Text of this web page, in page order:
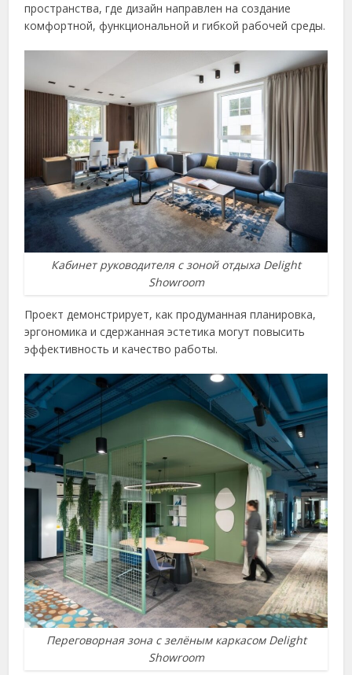
пространства, где дизайн направлен на создание
комфортной, функциональной и гибкой рабочей среды.
Кабинет руководителя с зоной отдыха Delight
Showroom
Проект демонстрирует, как продуманная планировка,
эргономика и сдержанная эстетика могут повысить
эффективность и качество работы.
Переговорная зона с зелёным каркасом Delight
Showroom